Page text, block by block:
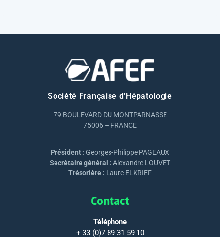
Société Française d'Hépatologie
79 BOULEVARD DU MONTPARNASSE
75006 – FRANCE
Président : Georges-Philippe PAGEAUX
Secrétaire général : Alexandre LOUVET
Trésorière : Laure ELKRIEF
Contact
Téléphone
+ 33 (0)7 89 31 59 10